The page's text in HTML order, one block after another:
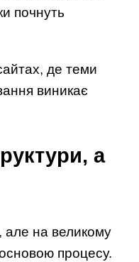
почнуть
де теми
виникає
а
на великому
процесу.